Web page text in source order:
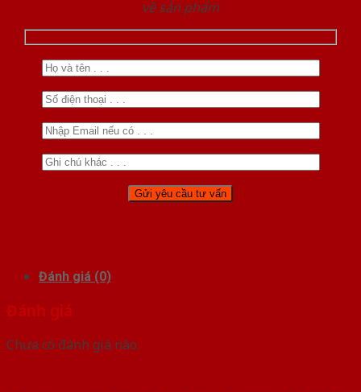
về sản phẩm
Đánh giá (0)
Đánh giá
Chưa có đánh giá nào.